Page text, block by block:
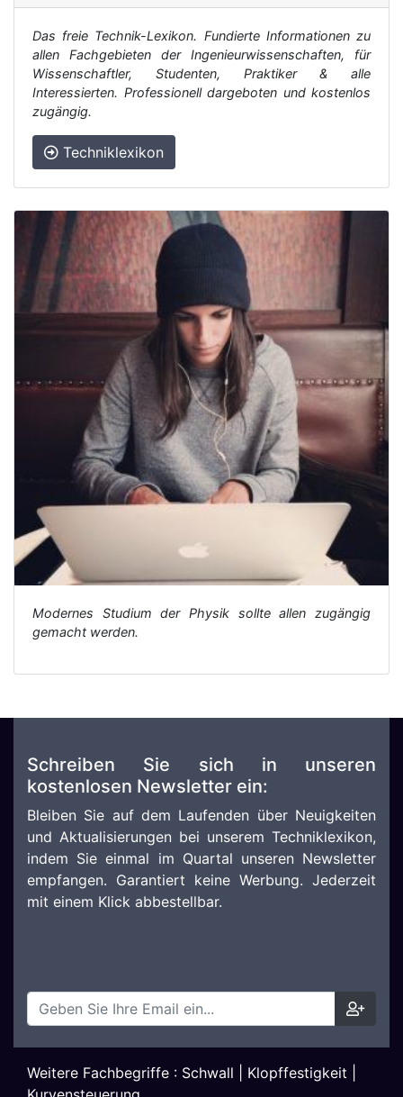
Das freie Technik-Lexikon. Fundierte Informationen zu
allen Fachgebieten der Ingenieurwissenschaften, für
Wissenschaftler, Studenten, Praktiker & alle
Interessierten. Professionell dargeboten und kostenlos
zugängig.
Techniklexikon
Modernes Studium der Physik sollte allen zugängig
gemacht werden.
Schreiben Sie sich in unseren
kostenlosen Newsletter ein:
Bleiben Sie auf dem Laufenden über Neuigkeiten
und Aktualisierungen bei unserem Techniklexikon,
indem Sie einmal im Quartal unseren Newsletter
empfangen. Garantiert keine Werbung. Jederzeit
mit einem Klick abbestellbar.
Weitere Fachbegriffe : Schwall Klopffestigkeit